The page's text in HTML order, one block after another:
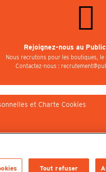
Rejoignez-nous au
Nous recrutons pour les boutiques, le
Contactez-nous :
et Charte Cookies
Tout refuser